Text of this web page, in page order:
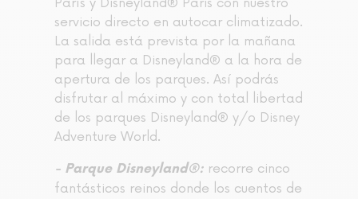
París y Disneyland® Paris con nuestro
servicio directo en autocar climatizado.
La salida está prevista por la mañana
para llegar a Disneyland® a la hora de
apertura de los parques. Así podrás
disfrutar al máximo y con total libertad
de los parques Disneyland® y/o Disney
Adventure World.
- Parque Disneyland®: recorre cinco
fantásticos reinos donde los cuentos de